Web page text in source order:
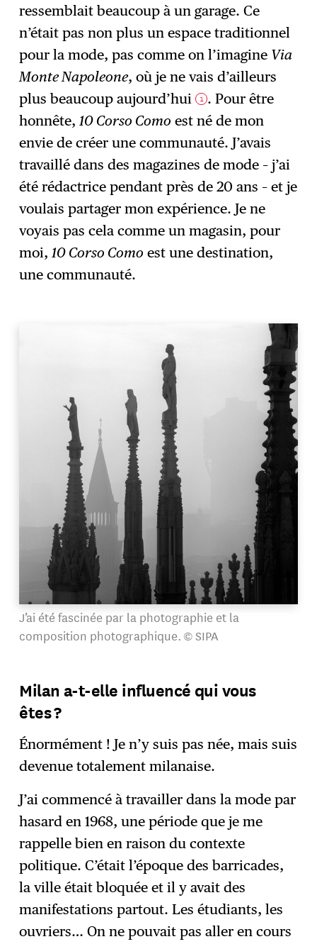
ressemblait beaucoup à un garage. Ce
n’était pas non plus un espace traditionnel
pour la mode, pas comme on l’imagine Via
Monte Napoleone, où je ne vais d’ailleurs
plus beaucoup aujourd’hui 1 . Pour être
honnête,10 Corso Como est né de mon
envie de créer une communauté. J’avais
travaillé dans des magazines de mode – j’ai
été rédactrice pendant près de 20 ans – et je
voulais partager mon expérience. Je ne
voyais pas cela comme un magasin, pour
moi,10 Corso Como est une destination,
une communauté.
J’ai été fascinée par la photographie et la
composition photographique. © SIPA
Milan a-t-elle influencé qui vous
êtes ?
Énormément ! Je n’y suis pas née, mais suis
devenue totalement milanaise.
J’ai commencé à travailler dans la mode par
hasard en 1968, une période que je me
rappelle bien en raison du contexte
politique. C’était l’époque des barricades,
la ville était bloquée et il y avait des
manifestations partout. Les étudiants, les
ouvriers… On ne pouvait pas aller en cours